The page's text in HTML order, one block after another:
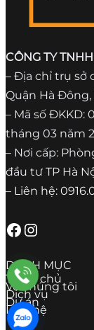
CÔNG TY
– Địa chỉ trụ sở
Quận Hà
– Mã số ĐKKD:
tháng 03 năm
– Nơi cấp:
đầu tư TP Hà
– Liên hệ:
Facebook Instagram
DANH MỤC
Trang chủ
Về chúng tôi
Dịch vụ
Dự án
Liên hệ